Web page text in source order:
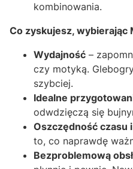
kombinowania.
Co zyskujesz,
Wydajność –
czy motyką.
szybciej.
Idealne
odwdzięczą się
Oszczędność czasu
to, co naprawdę
Bezproblemową